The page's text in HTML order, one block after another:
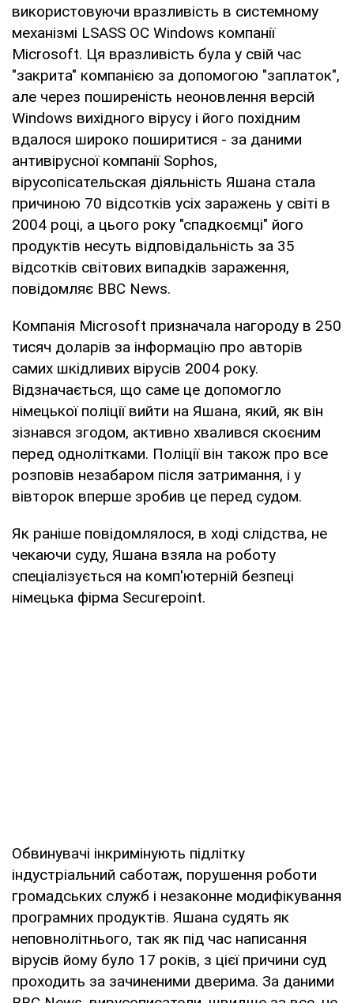
використовуючи вразливість в системному
механізмі LSASS ОС Windows компанії
Microsoft. Ця вразливість була у свій час
"закрита" компанією за допомогою "заплаток",
але через поширеність неоновлення версій
Windows вихідного вірусу і його похідним
вдалося широко поширитися - за даними
антивірусної компанії Sophos,
вірусопісательская діяльність Яшана стала
причиною 70 відсотків усіх заражень у світі в
2004 році, а цього року "спадкоємці" його
продуктів несуть відповідальність за 35
відсотків світових випадків зараження,
повідомляє BBC News.
Компанія Microsoft призначала нагороду в 250
тисяч доларів за інформацію про авторів
самих шкідливих вірусів 2004 року.
Відзначається, що саме це допомогло
німецької поліції вийти на Яшана, який, як він
зізнався згодом, активно хвалився скоєним
перед однолітками. Поліції він також про все
розповів незабаром після затримання, і у
вівторок вперше зробив це перед судом.
Як раніше повідомлялося, в ході слідства, не
чекаючи суду, Яшана взяла на роботу
спеціалізується на комп'ютерній безпеці
німецька фірма Securepoint.
Обвинувачі інкримінують підлітку
індустріальний саботаж, порушення роботи
громадських служб і незаконне модифікування
програмних продуктів. Яшана судять як
неповнолітнього, так як під час написання
вірусів йому було 17 років, з цієї причини суд
проходить за зачиненими дверима. За даними